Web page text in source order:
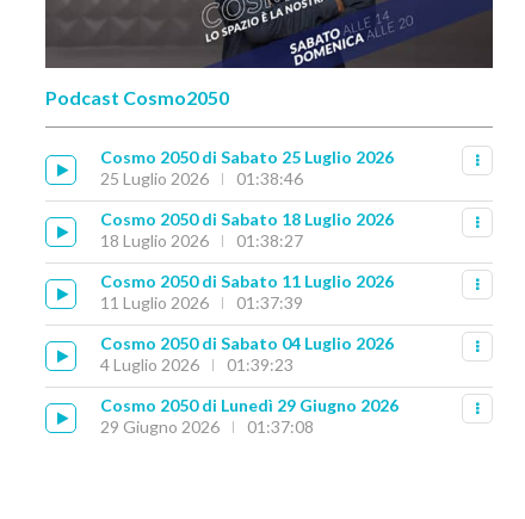
Podcast Cosmo2050
Cosmo 2050 di Sabato 25 Luglio 2026
25 Luglio 2026
01:38:46
Cosmo 2050 di Sabato 18 Luglio 2026
18 Luglio 2026
01:38:27
Cosmo 2050 di Sabato 11 Luglio 2026
11 Luglio 2026
01:37:39
Cosmo 2050 di Sabato 04 Luglio 2026
4 Luglio 2026
01:39:23
Cosmo 2050 di Lunedì 29 Giugno 2026
29 Giugno 2026
01:37:08